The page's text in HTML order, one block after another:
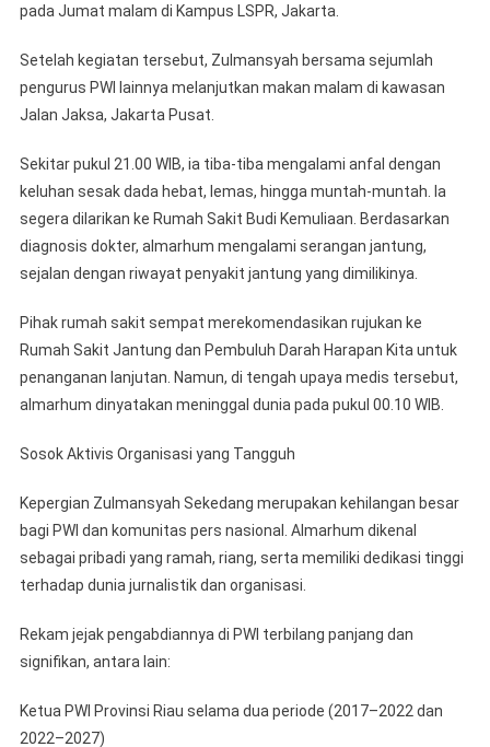
pada Jumat malam di Kampus LSPR, Jakarta.
Setelah kegiatan tersebut, Zulmansyah bersama sejumlah
pengurus PWI lainnya melanjutkan makan malam di kawasan
Jalan Jaksa, Jakarta Pusat.
Sekitar pukul 21.00 WIB, ia tiba-tiba mengalami anfal dengan
keluhan sesak dada hebat, lemas, hingga muntah-muntah. Ia
segera dilarikan ke Rumah Sakit Budi Kemuliaan. Berdasarkan
diagnosis dokter, almarhum mengalami serangan jantung,
sejalan dengan riwayat penyakit jantung yang dimilikinya.
Pihak rumah sakit sempat merekomendasikan rujukan ke
Rumah Sakit Jantung dan Pembuluh Darah Harapan Kita untuk
penanganan lanjutan. Namun, di tengah upaya medis tersebut,
almarhum dinyatakan meninggal dunia pada pukul 00.10 WIB.
Sosok Aktivis Organisasi yang Tangguh
Kepergian Zulmansyah Sekedang merupakan kehilangan besar
bagi PWI dan komunitas pers nasional. Almarhum dikenal
sebagai pribadi yang ramah, riang, serta memiliki dedikasi tinggi
terhadap dunia jurnalistik dan organisasi.
Rekam jejak pengabdiannya di PWI terbilang panjang dan
signifikan, antara lain:
Ketua PWI Provinsi Riau selama dua periode (2017–2022 dan
2022–2027)